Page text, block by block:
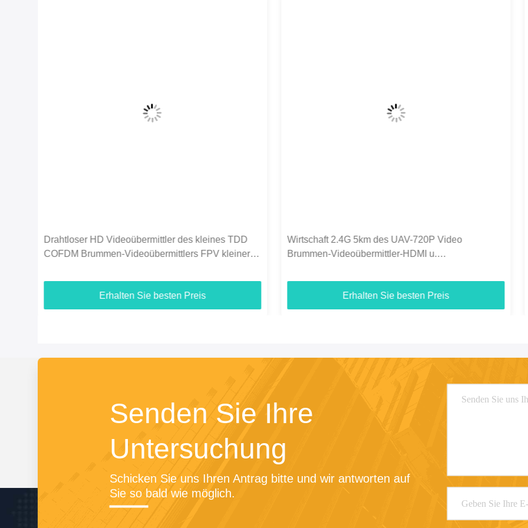
Wirtschaft 2.4G 5km des UAV-720P Video
Brummen-Videoübermittler-HDMI u.
Erhalten Sie besten Preis
C50HPT 40-70km Mavlink 2.4GHz COFDM UAV
Video-Sender Ultra-Langstrecke UP/Downlink
Erhalten Sie besten Preis
Senden Sie Ihre
Untersuchung
Schicken Sie uns Ihren Antrag bitte und wir antworten auf
Sie so bald wie möglich.